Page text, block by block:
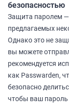
безопасностью
Защита паролем —
предлагаемых
Однако это не
вы можете
рекомендуется
как Passwarden,
безопасно
чтобы ваш пароль